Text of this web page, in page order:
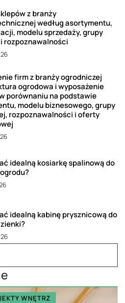
z branży
według asortymentu,
modelu sprzedaży, grupy
rozpoznawalności
firm z branży ogrodniczej
ogrodowa i wyposażenie
porównaniu na podstawie
modelu biznesowego, grupy
rozpoznawalności i oferty
idealną kosiarkę spalinową do
idealną kabinę prysznicową do
WNĘTRZ